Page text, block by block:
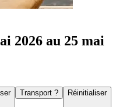
2026 au 25 mai
Transport ? Réinitialiser